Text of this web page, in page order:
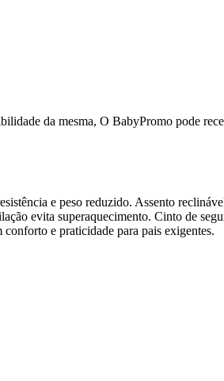
da mesma, O BabyPromo pode
e peso reduzido. Assento
evita superaquecimento. Cinto de
e praticidade para pais exigentes.